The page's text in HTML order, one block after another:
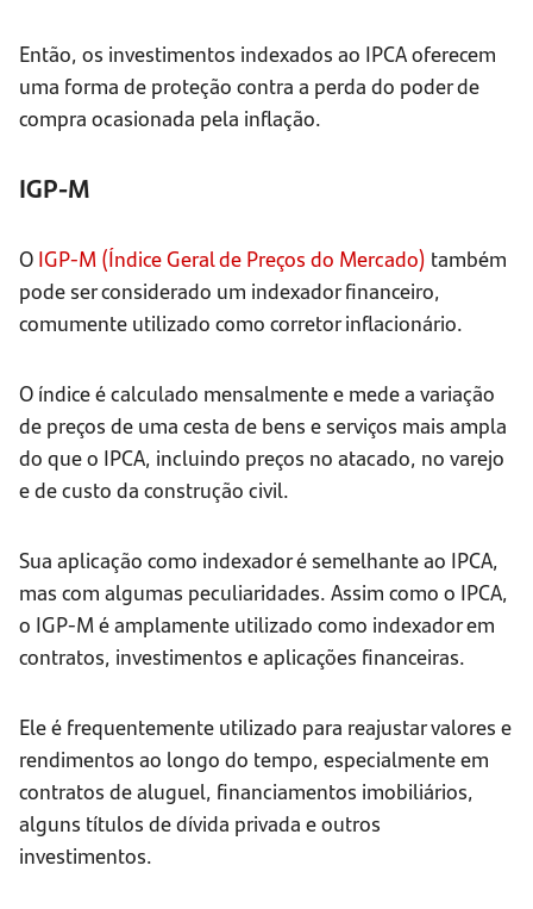
Então, os investimentos indexados ao IPCA oferecem
uma forma de proteção contra a perda do poder de
compra ocasionada pela inflação.
IGP-M
O IGP-M (Índice Geral de Preços do Mercado) também
pode ser considerado um indexador financeiro,
comumente utilizado como corretor inflacionário.
O índice é calculado mensalmente e mede a variação
de preços de uma cesta de bens e serviços mais ampla
do que o IPCA, incluindo preços no atacado, no varejo
e de custo da construção civil.
Sua aplicação como indexador é semelhante ao IPCA,
mas com algumas peculiaridades. Assim como o IPCA,
o IGP-M é amplamente utilizado como indexador em
contratos, investimentos e aplicações financeiras.
Ele é frequentemente utilizado para reajustar valores e
rendimentos ao longo do tempo, especialmente em
contratos de aluguel, financiamentos imobiliários,
alguns títulos de dívida privada e outros
investimentos.